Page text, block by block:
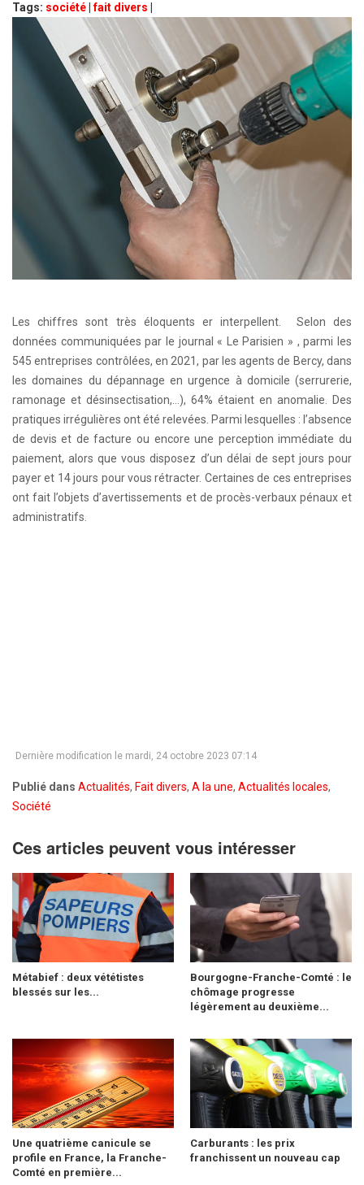
Tags: société |fait divers
Les chiffres sont très éloquents er interpellent. Selon des
données communiquées par le journal « Le Parisien » , parmi les
545 entreprises contrôlées, en 2021, par les agents de Bercy, dans
les domaines du dépannage en urgence à domicile (serrurerie,
ramonage et désinsectisation,…), 64% étaient en anomalie. Des
pratiques irrégulières ont été relevées. Parmi lesquelles : l’absence
de devis et de facture ou encore une perception immédiate du
paiement, alors que vous disposez d’un délai de sept jours pour
payer et 14 jours pour vous rétracter. Certaines de ces entreprises
ont fait l’objets d’avertissements et de procès-verbaux pénaux et
administratifs.
Dernière modification le mardi, 24 octobre 2023 07:14
Publié dans Actualités, Fait divers, A la une, Actualités locales,
Société
Ces articles peuvent vous intéresser
Métabief : deux vététistes
blessés sur les...
Bourgogne-Franche-Comté : le
chômage progresse
légèrement au deuxième...
Une quatrième canicule se
profile en France, la Franche-
Comté en première...
Carburants : les prix
franchissent un nouveau cap